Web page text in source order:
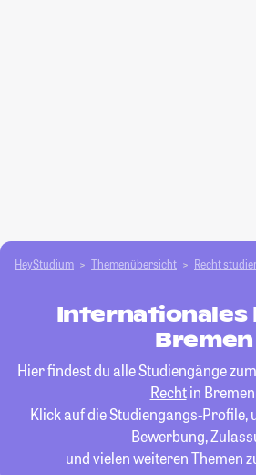
HeyStudium Themenübersicht Recht
Internationales
Bremen
Hier findest du alle Studiengänge
Rechtin
Klick auf die Studiengangs-Profile,
Bewerbung,
und vielen weiteren Themen